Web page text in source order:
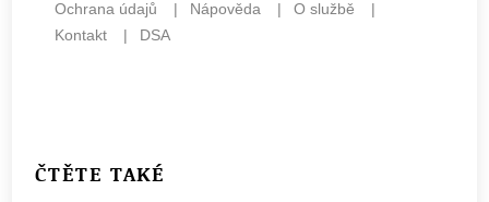
ČTĚTE TAKÉ